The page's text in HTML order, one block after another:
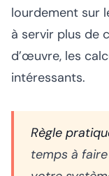
lourdement sur
à servir plus de
d’œuvre, les
intéressants.
Règle
temps à